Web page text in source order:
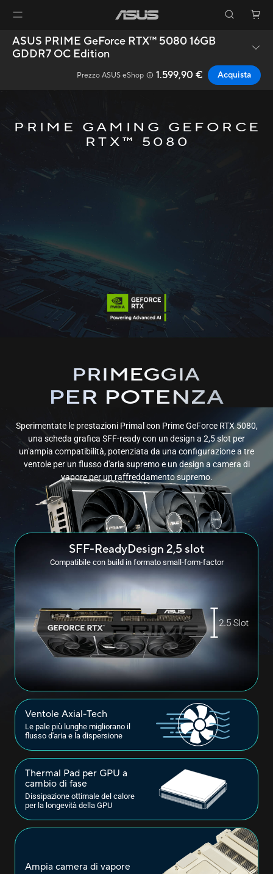
ASUS PRIME GeForce RTX™ 5080 16GB
GDDR7 OC Edition
Prezzo ASUS eShop 1.599,90 € Acquista
PRIME GAMING GEFORCE
RTX™ 5080
PRIMEGGIA
PER POTENZA
Sperimentate le prestazioni Primal con Prime GeForce RTX 5080,
una scheda grafica SFF-ready con un design a 2,5 slot per
un'ampia compatibilità, potenziata da una configurazione a tre
ventole per un flusso d'aria supremo e un design a camera di
vapore per un raffreddamento supremo.
SFF-ReadyDesign 2,5 slot
Compatibile con build in formato small-form-factor
Ventole Axial-Tech
Le pale più lunghe migliorano il
flusso d'aria e la dispersione
Thermal Pad per GPU a
cambio di fase
Dissipazione ottimale del calore
per la longevità della GPU
Ampia camera di vapore